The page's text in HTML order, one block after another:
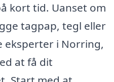
kort tid. Uanset om
tagpap, tegl eller
eksperter i Norring,
at få dit